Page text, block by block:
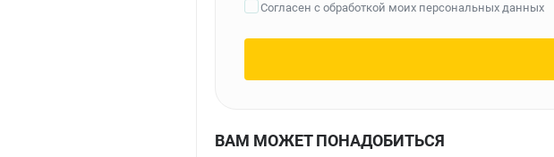
Согласен с обработкой моих персональных данных
ВАМ МОЖЕТ ПОНАДОБИТЬСЯ